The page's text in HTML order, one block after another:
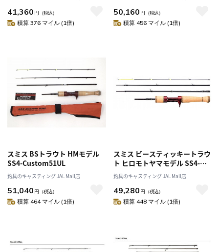
41,360 円 （税込）
積算 376 マイル (1倍)
50,160 円 （税込）
積算 456 マイル (1倍)
スミス BSトラウト HMモデル
SS4-Custom51UL
釣具のキャスティング JAL Mall店
51,040 円 （税込）
積算 464 マイル (1倍)
スミス ビースティッキートラウ
ト ヒロモトヤマモデル SS4-
Custom47UL
釣具のキャスティング JAL Mall店
49,280 円 （税込）
積算 448 マイル (1倍)